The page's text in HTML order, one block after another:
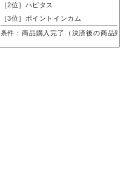
［2位］ハピタス
［3位］ポイントインカム
条件：商品購入完了（決済後の商品到